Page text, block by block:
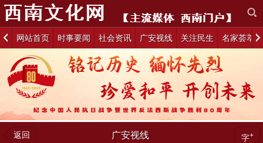
网站首页 时事要闻 社会资讯 广安视线 关注民生 名家荟萃
返回 广安视线 字+